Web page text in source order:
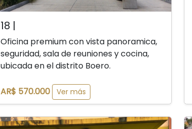
18 |
Oficina premium con vista panoramica,
seguridad, sala de reuniones y cocina,
ubicada en el distrito Boero.
AR$ 570.000 Ver más